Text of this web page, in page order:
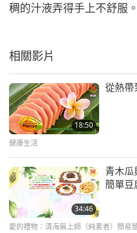
稠的汁液弄得手上不舒服。
相關影片
18:50
從熱帶
健康生活
34:46
青木
簡單豆
愛的禮物：清海無上師（純素者）簡易